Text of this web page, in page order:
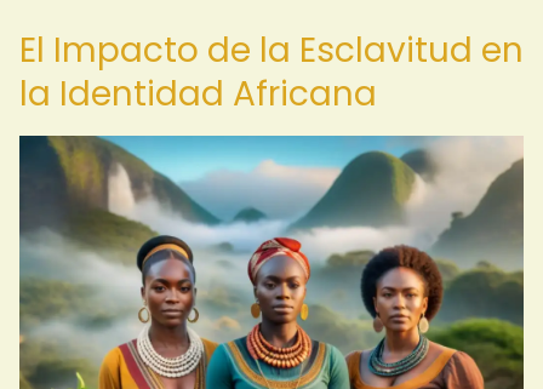
El Impacto de la Esclavitud en
la Identidad Africana